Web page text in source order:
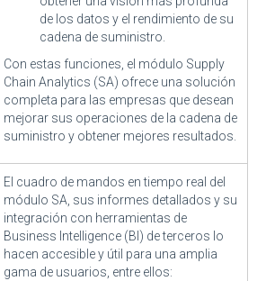
de los datos y el rendimiento de su
cadena de suministro.
Con estas funciones, el módulo Supply
Chain Analytics (SA) ofrece una solución
completa para las empresas que desean
mejorar sus operaciones de la cadena de
suministro y obtener mejores resultados.
El cuadro de mandos en tiempo real del
módulo SA, sus informes detallados y su
integración con herramientas de
Business Intelligence (BI) de terceros lo
hacen accesible y útil para una amplia
gama de usuarios, entre ellos: